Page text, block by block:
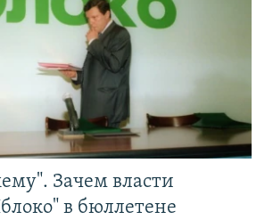
Зачем власти
в бюллетене